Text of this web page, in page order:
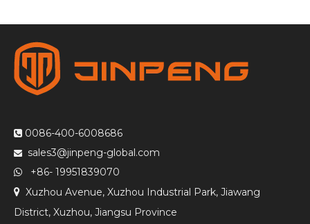
 0086-400-6008686
 sales3@jinpeng-global.com
 +86- 19951839070
 Xuzhou Avenue, Xuzhou Industrial Park, Jiawang
District, Xuzhou, Jiangsu Province